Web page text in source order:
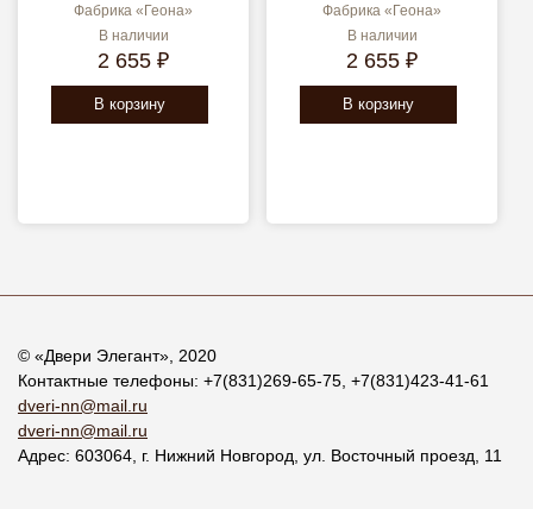
Фабрика «Геона»
В наличии
2 655 ₽
В корзину
Фабрика «Геона»
В наличии
2 655 ₽
В корзину
© «Двери Элегант», 2020
Контактные телефоны: +7(831)269-65-75 +7(831)423-41-61
dveri-nn@mail.ru
dveri-nn@mail.ru
Адрес: 603064 , г. Нижний Новгород ул. Восточный проезд, 11